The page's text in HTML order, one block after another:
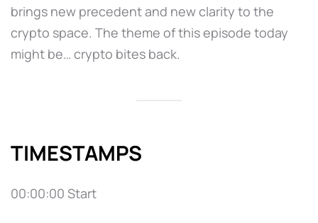
brings new precedent and new clarity to the
crypto space. The theme of this episode today
might be… crypto bites back.
TIMESTAMPS
00:00:00 Start